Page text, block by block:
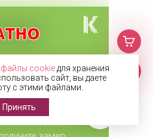
и
= 0р. Для
файлы cookie для хранения
сайт, вы даете
с этими файлами.
Принять